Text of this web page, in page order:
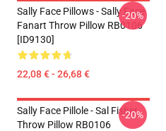
Sally Face Pillows - Sally Face
Fanart Throw Pillow RB0106
[ID9130]
22,08 € - 26,68 €
-20%
Sally Face Pillole - Sal Fisher
Throw Pillow RB0106
-20%